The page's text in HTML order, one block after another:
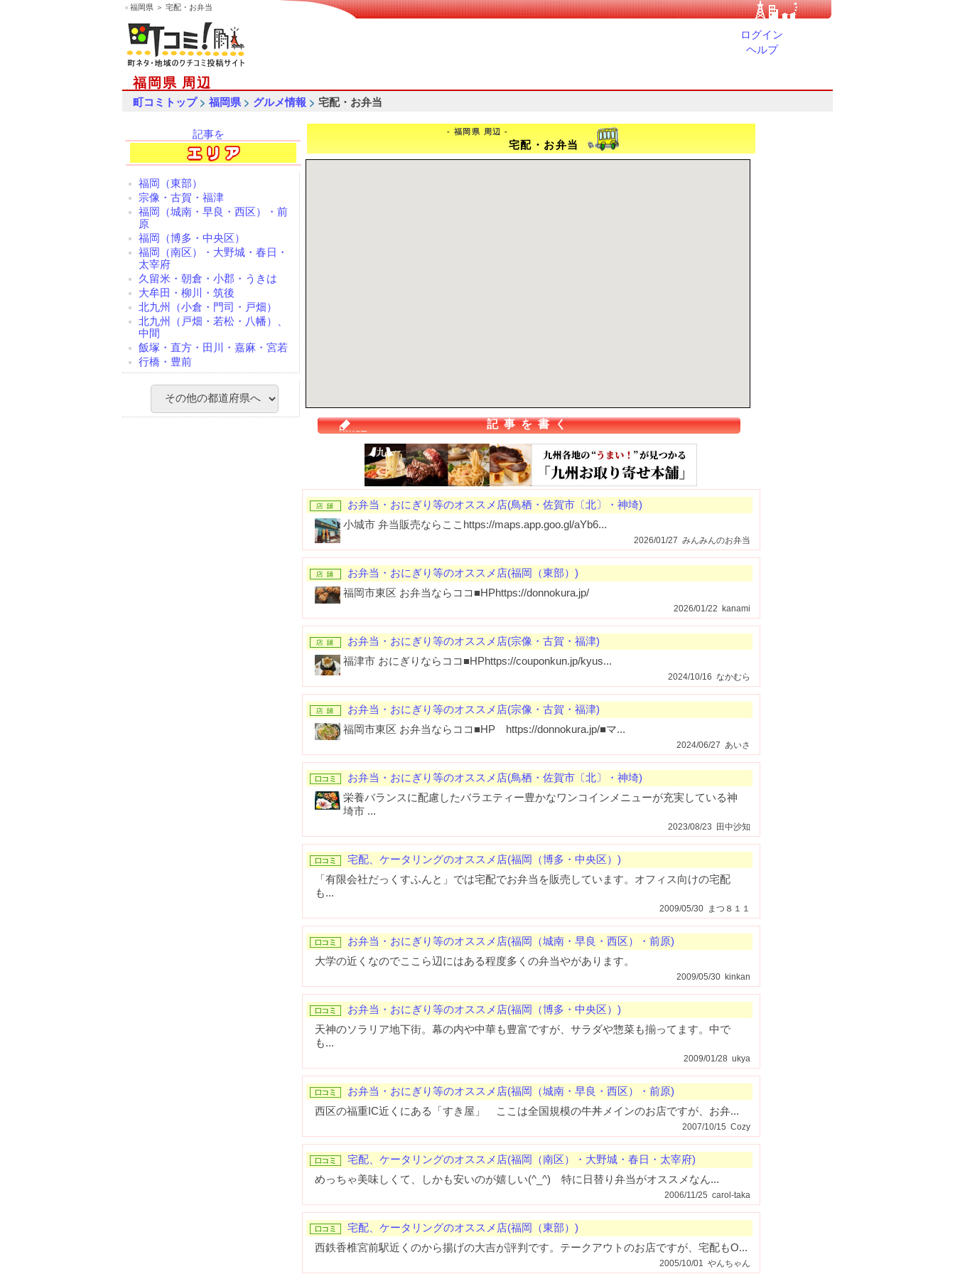
福岡県 ＞ 宅配・お弁当
ログイン
ヘルプ
福岡県 周辺
町コミトップ> 福岡県> グルメ情報 > 宅配・お弁当
記事を
検索
福岡（東部）
宗像・古賀・福津
福岡（城南・早良・西区）・前
原
福岡（博多・中央区）
福岡（南区）・大野城・春日・
太宰府
久留米・朝倉・小郡・うきは
大牟田・柳川・筑後
北九州（小倉・門司・戸畑）
北九州（戸畑・若松・八幡）、
中間
飯塚・直方・田川・嘉麻・宮若
行橋・豊前
- 福岡県 周辺 -
宅配・お弁当
記事を書く
お弁当・おにぎり等のオススメ店(鳥栖・佐賀市〔北〕・神埼)
小城市 弁当販売ならここhttps://maps.app.goo.gl/aYb6...
2026/01/27 みんみんのお弁当
お弁当・おにぎり等のオススメ店(福岡（東部）)
福岡市東区 お弁当ならココ■HPhttps://donnokura.jp/
2026/01/22 kanami
お弁当・おにぎり等のオススメ店(宗像・古賀・福津)
福津市 おにぎりならココ■HPhttps://couponkun.jp/kyus...
2024/10/16 なかむら
お弁当・おにぎり等のオススメ店(宗像・古賀・福津)
福岡市東区 お弁当ならココ■HP https://donnokura.jp/■マ...
2024/06/27 あいさ
お弁当・おにぎり等のオススメ店(鳥栖・佐賀市〔北〕・神埼)
栄養バランスに配慮したバラエティー豊かなワンコインメニューが充実している神
埼市 ...
2023/08/23 田中沙知
宅配、ケータリングのオススメ店(福岡（博多・中央区）)
「有限会社だっくすふんと」では宅配でお弁当を販売しています。オフィス向けの宅配
も...
2009/05/30 まつ８１１
お弁当・おにぎり等のオススメ店(福岡（城南・早良・西区）・前原)
大学の近くなのでここら辺にはある程度多くの弁当やがあります。
2009/05/30 kinkan
お弁当・おにぎり等のオススメ店(福岡（博多・中央区）)
天神のソラリア地下街。幕の内や中華も豊富ですが、サラダや惣菜も揃ってます。中で
も...
2009/01/28 ukya
お弁当・おにぎり等のオススメ店(福岡（城南・早良・西区）・前原)
西区の福重IC近くにある「すき屋」 ここは全国規模の牛丼メインのお店ですが、お弁...
2007/10/15 Cozy
宅配、ケータリングのオススメ店(福岡（南区）・大野城・春日・太宰府)
めっちゃ美味しくて、しかも安いのが嬉しい(^_^) 特に日替り弁当がオススメなん...
2006/11/25 carol-taka
宅配、ケータリングのオススメ店(福岡（東部）)
西鉄香椎宮前駅近くのから揚げの大吉が評判です。テークアウトのお店ですが、宅配もO...
2005/10/01 やんちゃん